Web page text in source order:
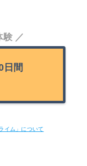
験
間
イム」について